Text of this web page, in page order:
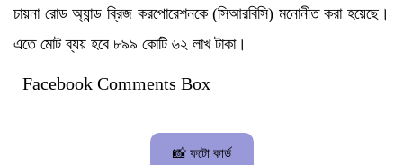
চায়না রোড অ্যান্ড ব্রিজ করপোরেশনকে (সিআরবিসি) মনোনীত করা হয়েছে।
এতে মোট ব্যয় হবে ৮৯৯ কোটি ৬২ লাখ টাকা।
Facebook Comments Box
📸 ফটো কার্ড